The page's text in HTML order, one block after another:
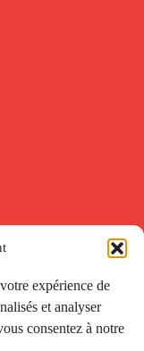
expérience de
et analyser
consentez à notre